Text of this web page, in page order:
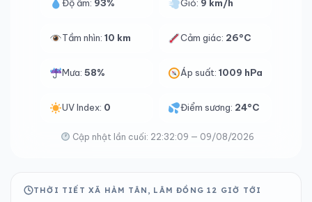
Độ ẩm: 93% Gió: 9 km/h
Tầm nhìn: 10 km Cảm giác: 26°C
Mưa: 58% Áp suất:1009 hPa
UV Index: 0 Điểm sương: 24°C
Cập nhật lần cuối: 22:32:09 — 09/08/2026
THỜI TIẾT XÃ HÀM TÂN, LÂM ĐỒNG 12 GIỜ TỚI